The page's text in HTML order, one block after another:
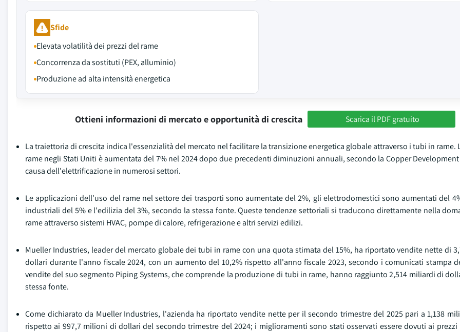
Sfide
Elevata volatilità dei prezzi del rame
Concorrenza da sostituti (PEX, alluminio)
Produzione ad alta intensità energetica
Ottieni informazioni di mercato e opportunità di crescita Scarica il PDF gratuito
La traiettoria di crescita indica l'essenzialità del mercato nel facilitare la transizione energetica globale attraverso i tubi in rame.
rame negli Stati Uniti è aumentata del 7% nel 2024 dopo due precedenti diminuzioni annuali, secondo la Copper
causa dell'elettrificazione in numerosi settori.
Le applicazioni dell'uso del rame nel settore dei trasporti sono aumentate del 2%, gli elettrodomestici sono aumentati del
industriali del 5% e l'edilizia del 3%, secondo la stessa fonte. Queste tendenze settoriali si traducono direttamente nella
rame attraverso sistemi HVAC, pompe di calore, refrigerazione e altri servizi edilizi.
Mueller Industries, leader del mercato globale dei tubi in rame con una quota stimata del 15%, ha riportato vendite nette di
dollari durante l'anno fiscale 2024, con un aumento del 10,2% rispetto all'anno fiscale 2023, secondo i comunicati stampa
vendite del suo segmento Piping Systems, che comprende la produzione di tubi in rame, hanno raggiunto 2,514 miliardi di
stessa fonte.
Come dichiarato da Mueller Industries, l'azienda ha riportato vendite nette per il secondo trimestre del 2025 pari a 1,138
rispetto ai 997,7 milioni di dollari del secondo trimestre del 2024; i miglioramenti sono stati osservati essere dovuti ai